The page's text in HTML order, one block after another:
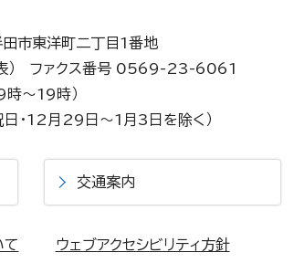
東洋町二丁目1番地
） ファクス番号 0569-23-6061
～19時）
・12月29日～1月3日を除く）
交通案内
て ウェブアクセシビリティ方針